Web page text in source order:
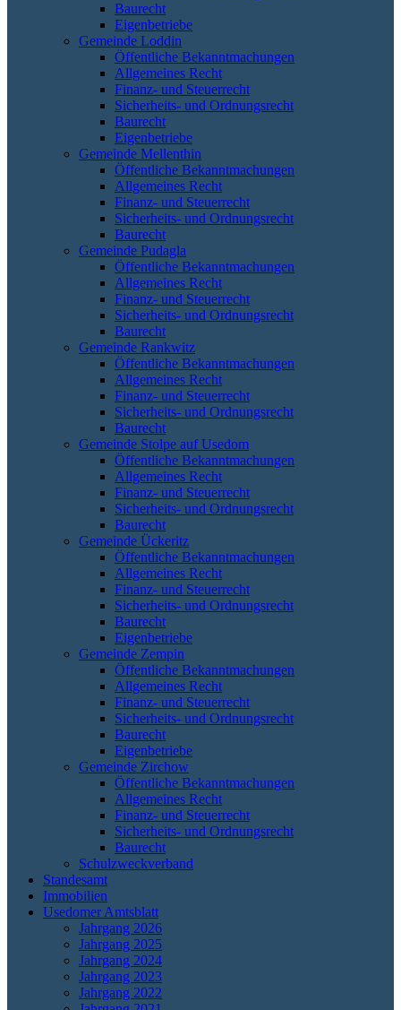
Baurecht
Eigenbetriebe
Gemeinde Loddin
Öffentliche Bekanntmachungen
Allgemeines Recht
Finanz- und Steuerrecht
Sicherheits- und Ordnungsrecht
Baurecht
Eigenbetriebe
Gemeinde Mellenthin
Öffentliche Bekanntmachungen
Allgemeines Recht
Finanz- und Steuerrecht
Sicherheits- und Ordnungsrecht
Baurecht
Gemeinde Pudagla
Öffentliche Bekanntmachungen
Allgemeines Recht
Finanz- und Steuerrecht
Sicherheits- und Ordnungsrecht
Baurecht
Gemeinde Rankwitz
Öffentliche Bekanntmachungen
Allgemeines Recht
Finanz- und Steuerrecht
Sicherheits- und Ordnungsrecht
Baurecht
Gemeinde Stolpe auf Usedom
Öffentliche Bekanntmachungen
Allgemeines Recht
Finanz- und Steuerrecht
Sicherheits- und Ordnungsrecht
Baurecht
Gemeinde Ückeritz
Öffentliche Bekanntmachungen
Allgemeines Recht
Finanz- und Steuerrecht
Sicherheits- und Ordnungsrecht
Baurecht
Eigenbetriebe
Gemeinde Zempin
Öffentliche Bekanntmachungen
Allgemeines Recht
Finanz- und Steuerrecht
Sicherheits- und Ordnungsrecht
Baurecht
Eigenbetriebe
Gemeinde Zirchow
Öffentliche Bekanntmachungen
Allgemeines Recht
Finanz- und Steuerrecht
Sicherheits- und Ordnungsrecht
Baurecht
Schulzweckverband
Standesamt
Immobilien
Usedomer Amtsblatt
Jahrgang 2026
Jahrgang 2025
Jahrgang 2024
Jahrgang 2023
Jahrgang 2022